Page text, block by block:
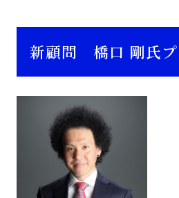
新顧問 橋口 剛氏プ